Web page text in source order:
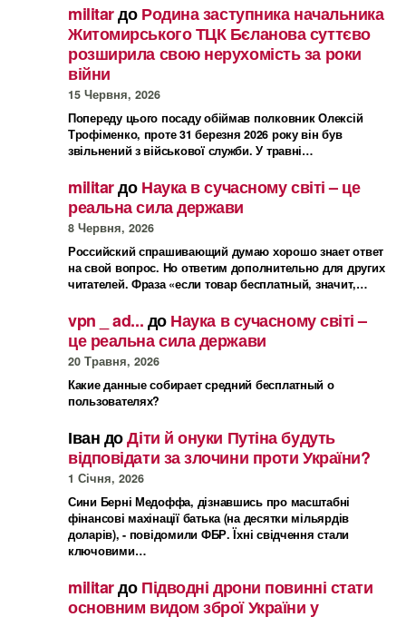
militarдоРодина заступника начальника
Житомирського ТЦК Бєланова суттєво
розширила свою нерухомість за роки
війни
15 Червня, 2026
Попереду цього посаду обіймав полковник Олексій
Трофіменко, проте 31 березня 2026 року він був
звільнений з військової служби. У травні…
militarдоНаука в сучасному світі – це
реальна сила держави
8 Червня, 2026
Российский спрашивающий думаю хорошо знает ответ
на свой вопрос. Но ответим дополнительно для других
читателей. Фраза «если товар бесплатный, значит,…
vpn _ ad...доНаука в сучасному світі –
це реальна сила держави
20 Травня, 2026
Какие данные собирает средний бесплатный о
пользователях?
ІвандоДіти й онуки Путіна будуть
відповідати за злочини проти України?
1 Січня, 2026
Сини Берні Медоффа, дізнавшись про масштабні
фінансові махінації батька (на десятки мільярдів
доларів), - повідомили ФБР. Їхні свідчення стали
ключовими…
militarдоПідводні дрони повинні стати
основним видом зброї України у